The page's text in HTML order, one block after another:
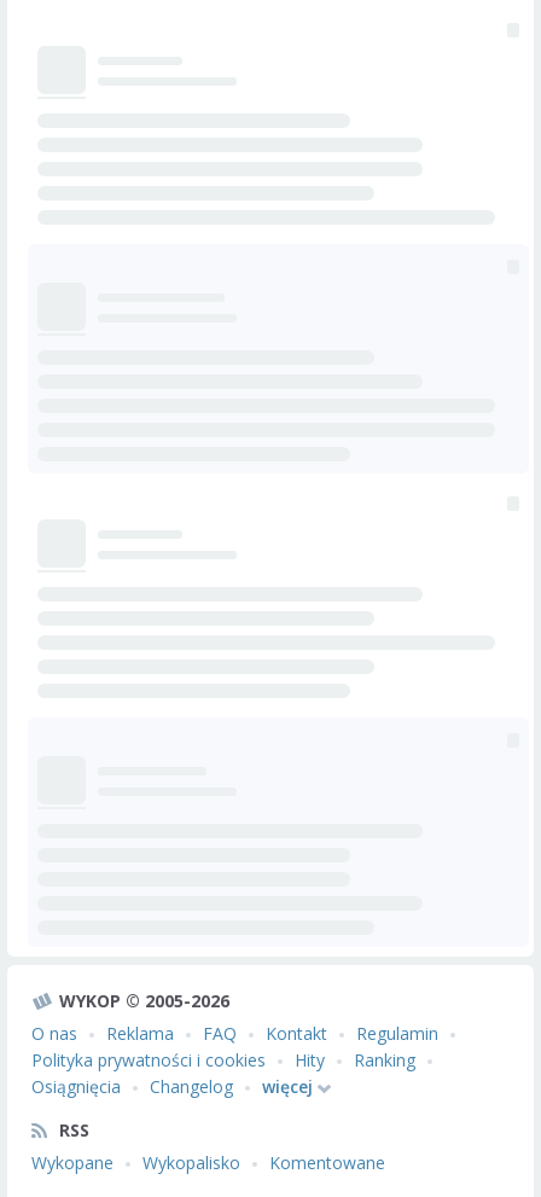
WYKOP © 2005-2026
O nas
Reklama FAQ Kontakt
Regulamin
Polityka prywatności i cookies
Hity
Ranking
Osiągnięcia
Changelog
więcej
RSS
Wykopane
Wykopalisko
Komentowane